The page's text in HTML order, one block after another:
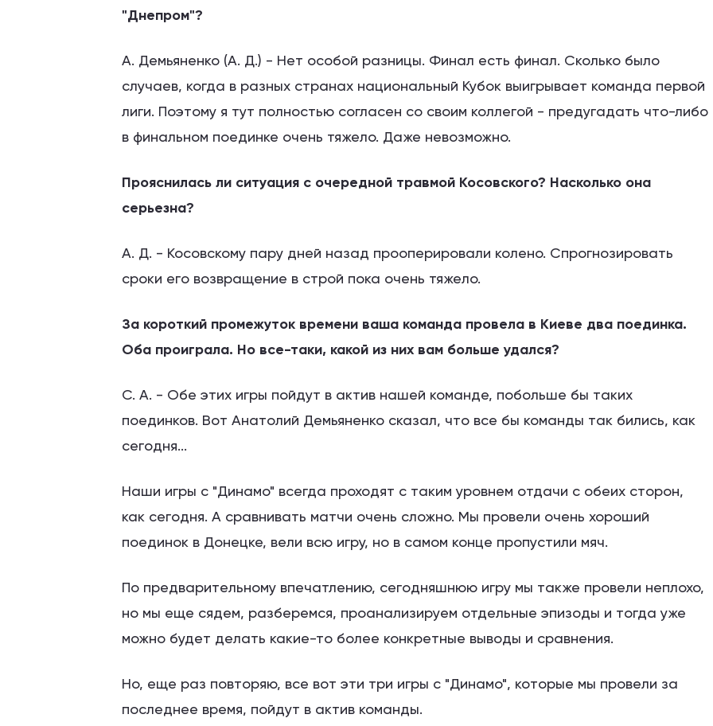
"Днепром"?
А. Демьяненко (А. Д.) - Нет особой разницы. Финал есть финал. Сколько было
случаев, когда в разных странах национальный Кубок выигрывает команда первой
лиги. Поэтому я тут полностью согласен со своим коллегой - предугадать что-либо
в финальном поединке очень тяжело. Даже невозможно.
Прояснилась ли ситуация с очередной травмой Косовского? Насколько она
серьезна?
А. Д. - Косовскому пару дней назад прооперировали колено. Спрогнозировать
сроки его возвращение в строй пока очень тяжело.
За короткий промежуток времени ваша команда провела в Киеве два поединка.
Оба проиграла. Но все-таки, какой из них вам больше удался?
С. А. - Обе этих игры пойдут в актив нашей команде, побольше бы таких
поединков. Вот Анатолий Демьяненко сказал, что все бы команды так бились, как
сегодня...
Наши игры с "Динамо" всегда проходят с таким уровнем отдачи с обеих сторон,
как сегодня. А сравнивать матчи очень сложно. Мы провели очень хороший
поединок в Донецке, вели всю игру, но в самом конце пропустили мяч.
По предварительному впечатлению, сегодняшнюю игру мы также провели неплохо,
но мы еще сядем, разберемся, проанализируем отдельные эпизоды и тогда уже
можно будет делать какие-то более конкретные выводы и сравнения.
Но, еще раз повторяю, все вот эти три игры с "Динамо", которые мы провели за
последнее время, пойдут в актив команды.